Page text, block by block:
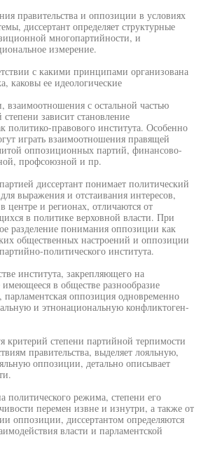
правительства и оппозиции в условиях
диссертант определяет структурные
многопартийности, и
измерение.
с какими принципами организована
каковы ее идеологические
взаимоотношения с остальной частью
зависит становление
политико-правового института. Особенно
играть взаимоотношения правящей
оппозиционных партий, финансово-
профсоюзной и пр.
диссертант понимает политический
выражения и отстаивания интересов,
центре и регионах, отличаются от
в политике верховной власти. При
разделение понимания оппозиции как
общественных настроений и оппозиции
политического института.
института, закрепляющего на
в обществе разнообразие
оппозиция одновременно
и этнонациональную конфликтоген-
критерий степени партийной терпимости
правительства, выделяет лояльную,
оппозиции, детально описывает
политического режима, степени его
перемен извне и изнутри, а также от
оппозиции, диссертантом определяются
власти и парламентской